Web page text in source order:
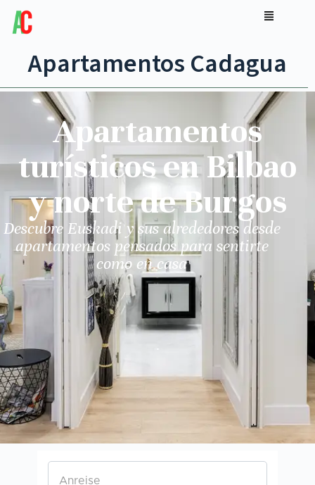
Apartamentos Cadagua
Apartamentos
turísticos en Bilbao
y norte de Burgos
Descubre Euskadi y sus alrededores desde
apartamentos pensados para sentirte
como en casa